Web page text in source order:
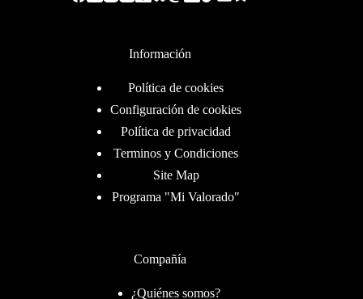
Información
Política de cookies
Configuración de cookies
Política de privacidad
Terminos y Condiciones
Site Map
Programa "Mi Valorado"
Compañía
¿Quiénes somos?